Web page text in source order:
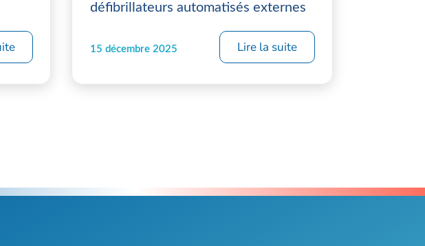
défibrillateurs automatisés externes
15 décembre 2025 Lire la suite